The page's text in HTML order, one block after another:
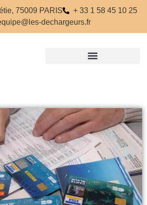
75009 PARIS
+ 33 1 58 45 10 25
dechargeurs.fr